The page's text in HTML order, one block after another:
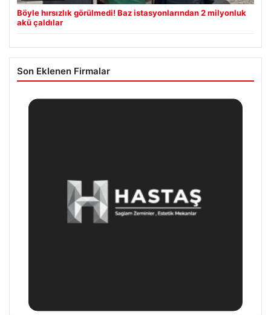
Böyle hırsızlık görülmedi! Baz istasyonlarından 2 milyonluk
akü çaldılar
Son Eklenen Firmalar